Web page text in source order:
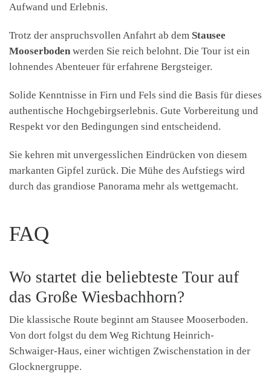
Aufwand und Erlebnis.
Trotz der anspruchsvollen Anfahrt ab dem Stausee
Mooserboden werden Sie reich belohnt. Die Tour ist ein
lohnendes Abenteuer für erfahrene Bergsteiger.
Solide Kenntnisse in Firn und Fels sind die Basis für dieses
authentische Hochgebirgserlebnis. Gute Vorbereitung und
Respekt vor den Bedingungen sind entscheidend.
Sie kehren mit unvergesslichen Eindrücken von diesem
markanten Gipfel zurück. Die Mühe des Aufstiegs wird
durch das grandiose Panorama mehr als wettgemacht.
FAQ
Wo startet die beliebteste Tour auf
das Große Wiesbachhorn?
Die klassische Route beginnt am Stausee Mooserboden.
Von dort folgst du dem Weg Richtung Heinrich-
Schwaiger-Haus, einer wichtigen Zwischenstation in der
Glocknergruppe.